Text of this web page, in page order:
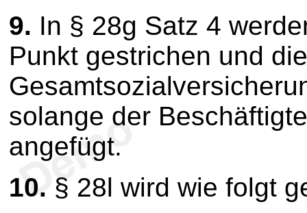
9. In § 28g Satz 4
Punkt gestrichen und
solange der
angefügt.
10. § 28l wird wie folgt